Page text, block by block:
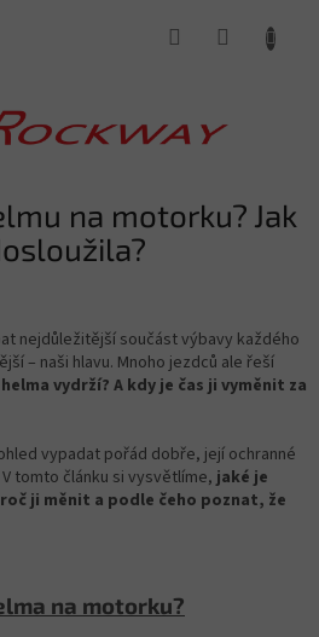
na motorku? Jak
nejdůležitější součást výbavy každého
– naši hlavu. Mnoho jezdců ale řeší
vydrží? A kdy je čas ji vyměnit za
vypadat pořád dobře, její ochranné
tomto článku si vysvětlíme, jaké je
ji měnit a podle čeho poznat, že
na motorku?